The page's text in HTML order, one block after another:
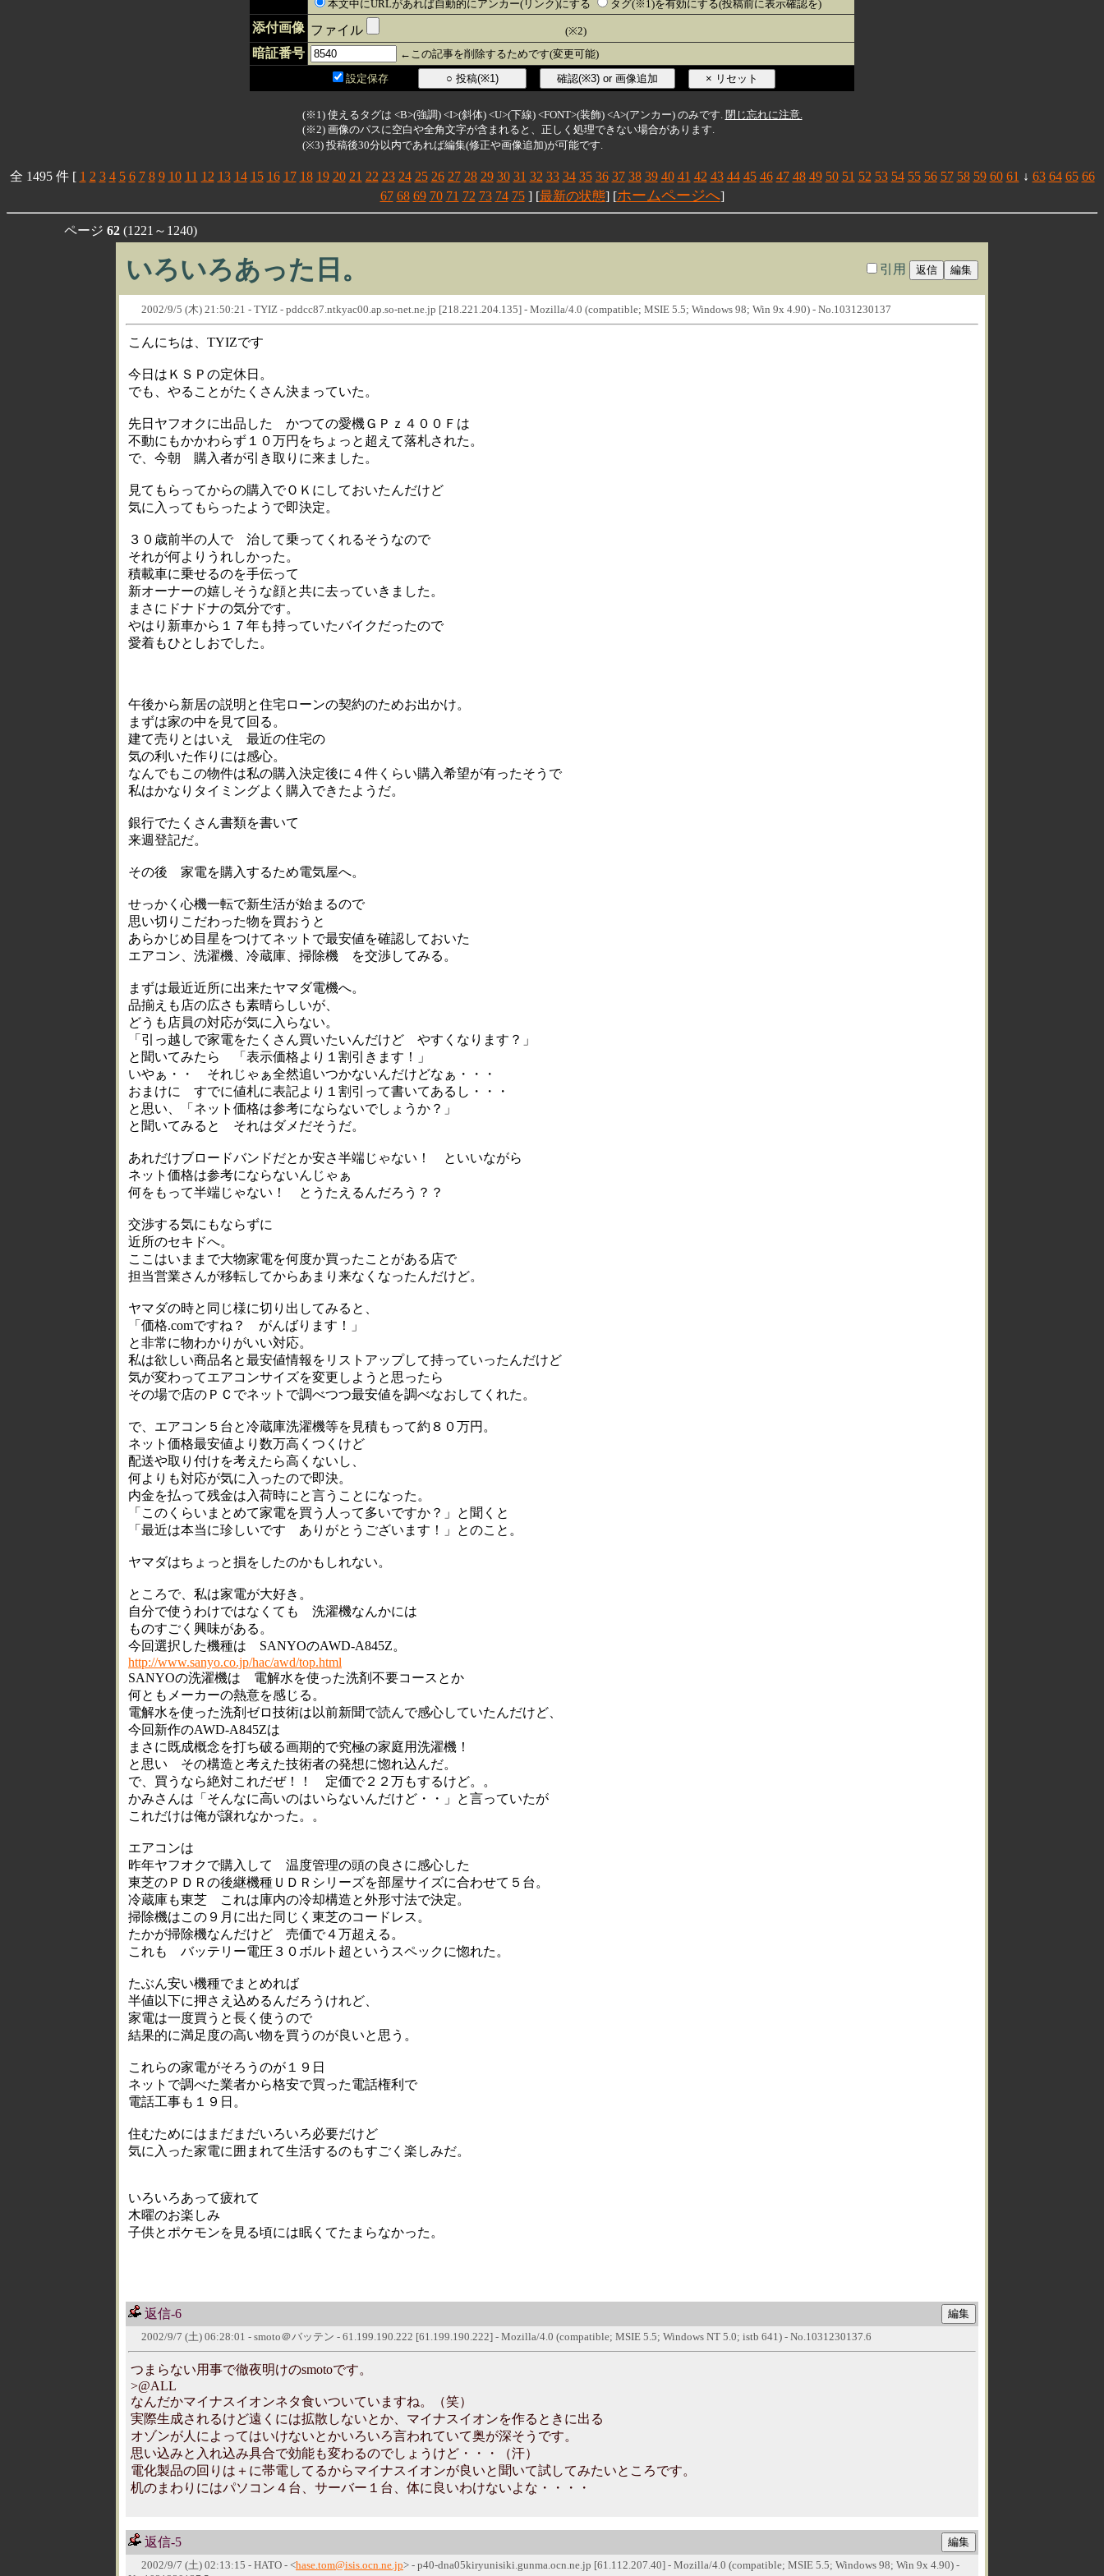
本文中にURLがあれば自動的にアンカー(リンク)にする タグ(※1)を有効にする(投稿前に表示確認を)
添付画像 ファイル (※2)
暗証番号
←この記事を削除するためです(変更可能)
設定保存
(※1) 使えるタグは <B>(強調) <I>(斜体) <U>(下線) <FONT>(装飾) <A>(アンカー) のみです. 閉じ忘れに注意.
(※2) 画像のパスに空白や全角文字が含まれると、正しく処理できない場合があります.
(※3) 投稿後30分以内であれば編集(修正や画像追加)が可能です.
全 1495 件 [ 1 2 3 4 5 6 7 8 9 10 11 12 13 14 15 16 17 18 19 20 21 22 23 24 25 26 27 28 29 30 31 32 33 34 35 36 37 38 39 40 41 42 43 44 45 46 47 48 49 50 51 52 53 54 55 56 57 58 59 60 61 ↓ 63 64 65 66
67 68 69 70 71 72 73 74 75] [最新の状態] [ホームページへ]
ページ 62(1221～1240)
いろいろあった日。 引用
2002/9/5 (木) 21:50:21 - TYIZ - pddcc87.ntkyac00.ap.so-net.ne.jp [218.221.204.135] - Mozilla/4.0 (compatible; MSIE 5.5; Windows 98; Win 9x 4.90) - No.1031230137
こんにちは、TYIZです
今日はＫＳＰの定休日。
でも、やることがたくさん決まっていた。
先日ヤフオクに出品した かつての愛機ＧＰｚ４００Ｆは
不動にもかかわらず１０万円をちょっと超えて落札された。
で、今朝 購入者が引き取りに来ました。
見てもらってからの購入でＯＫにしておいたんだけど
気に入ってもらったようで即決定。
３０歳前半の人で 治して乗ってくれるそうなので
それが何よりうれしかった。
積載車に乗せるのを手伝って
新オーナーの嬉しそうな顔と共に去っていきました。
まさにドナドナの気分です。
やはり新車から１７年も持っていたバイクだったので
愛着もひとしおでした。
午後から新居の説明と住宅ローンの契約のためお出かけ。
まずは家の中を見て回る。
建て売りとはいえ 最近の住宅の
気の利いた作りには感心。
なんでもこの物件は私の購入決定後に４件くらい購入希望が有ったそうで
私はかなりタイミングよく購入できたようだ。
銀行でたくさん書類を書いて
来週登記だ。
その後 家電を購入するため電気屋へ。
せっかく心機一転で新生活が始まるので
思い切りこだわった物を買おうと
あらかじめ目星をつけてネットで最安値を確認しておいた
エアコン、洗濯機、冷蔵庫、掃除機 を交渉してみる。
まずは最近近所に出来たヤマダ電機へ。
品揃えも店の広さも素晴らしいが、
どうも店員の対応が気に入らない。
「引っ越しで家電をたくさん買いたいんだけど やすくなります？」
と聞いてみたら 「表示価格より１割引きます！」
いやぁ・・ それじゃぁ全然追いつかないんだけどなぁ・・・
おまけに すでに値札に表記より１割引って書いてあるし・・・
と思い、「ネット価格は参考にならないでしょうか？」
と聞いてみると それはダメだそうだ。
あれだけブロードバンドだとか安さ半端じゃない！ といいながら
ネット価格は参考にならないんじゃぁ
何をもって半端じゃない！ とうたえるんだろう？？
交渉する気にもならずに
近所のセキドへ。
ここはいままで大物家電を何度か買ったことがある店で
担当営業さんが移転してからあまり来なくなったんだけど。
ヤマダの時と同じ様に切り出してみると、
「価格.comですね？ がんばります！」
と非常に物わかりがいい対応。
私は欲しい商品名と最安値情報をリストアップして持っていったんだけど
気が変わってエアコンサイズを変更しようと思ったら
その場で店のＰＣでネットで調べつつ最安値を調べなおしてくれた。
で、エアコン５台と冷蔵庫洗濯機等を見積もって約８０万円。
ネット価格最安値より数万高くつくけど
配送や取り付けを考えたら高くないし、
何よりも対応が気に入ったので即決。
内金を払って残金は入荷時にと言うことになった。
「このくらいまとめて家電を買う人って多いですか？」と聞くと
「最近は本当に珍しいです ありがとうございます！」とのこと。
ヤマダはちょっと損をしたのかもしれない。
ところで、私は家電が大好き。
自分で使うわけではなくても 洗濯機なんかには
ものすごく興味がある。
今回選択した機種は SANYOのAWD-A845Z。
http://www.sanyo.co.jp/hac/awd/top.html
SANYOの洗濯機は 電解水を使った洗剤不要コースとか
何ともメーカーの熱意を感じる。
電解水を使った洗剤ゼロ技術は以前新聞で読んで感心していたんだけど、
今回新作のAWD-A845Zは
まさに既成概念を打ち破る画期的で究極の家庭用洗濯機！
と思い その構造と考えた技術者の発想に惚れ込んだ。
で、買うなら絶対これだぜ！！ 定価で２２万もするけど。。
かみさんは「そんなに高いのはいらないんだけど・・」と言っていたが
これだけは俺が譲れなかった。。
エアコンは
昨年ヤフオクで購入して 温度管理の頭の良さに感心した
東芝のＰＤＲの後継機種ＵＤＲシリーズを部屋サイズに合わせて５台。
冷蔵庫も東芝 これは庫内の冷却構造と外形寸法で決定。
掃除機はこの９月に出た同じく東芝のコードレス。
たかが掃除機なんだけど 売価で４万超える。
これも バッテリー電圧３０ボルト超というスペックに惚れた。
たぶん安い機種でまとめれば
半値以下に押さえ込めるんだろうけれど、
家電は一度買うと長く使うので
結果的に満足度の高い物を買うのが良いと思う。
これらの家電がそろうのが１９日
ネットで調べた業者から格安で買った電話権利で
電話工事も１９日。
住むためにはまだまだいろいろ必要だけど
気に入った家電に囲まれて生活するのもすごく楽しみだ。
いろいろあって疲れて
木曜のお楽しみ
子供とポケモンを見る頃には眠くてたまらなかった。
返信-6
2002/9/7 (土) 06:28:01 - smoto＠バッテン - 61.199.190.222 [61.199.190.222] - Mozilla/4.0 (compatible; MSIE 5.5; Windows NT 5.0; istb 641) - No.1031230137.6
つまらない用事で徹夜明けのsmotoです。
>@ALL
なんだかマイナスイオンネタ食いついていますね。（笑）
実際生成されるけど遠くには拡散しないとか、マイナスイオンを作るときに出る
オゾンが人によってはいけないとかいろいろ言われていて奥が深そうです。
思い込みと入れ込み具合で効能も変わるのでしょうけど・・・（汗）
電化製品の回りは＋に帯電してるからマイナスイオンが良いと聞いて試してみたいところです。
机のまわりにはパソコン４台、サーバー１台、体に良いわけないよな・・・・
返信-5
2002/9/7 (土) 02:13:15 - HATO - <hase.tom@isis.ocn.ne.jp> - p40-dna05kiryunisiki.gunma.ocn.ne.jp [61.112.207.40] - Mozilla/4.0 (compatible; MSIE 5.5; Windows 98; Win 9x 4.90) -